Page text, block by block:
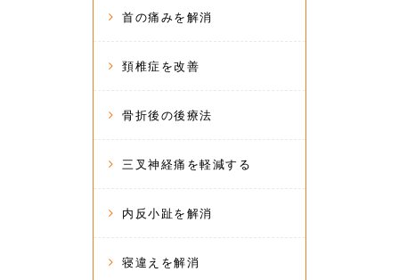
首の痛みを解消
頚椎症を改善
骨折後の後療法
三叉神経痛を軽減する
内反小趾を解消
寝違えを解消